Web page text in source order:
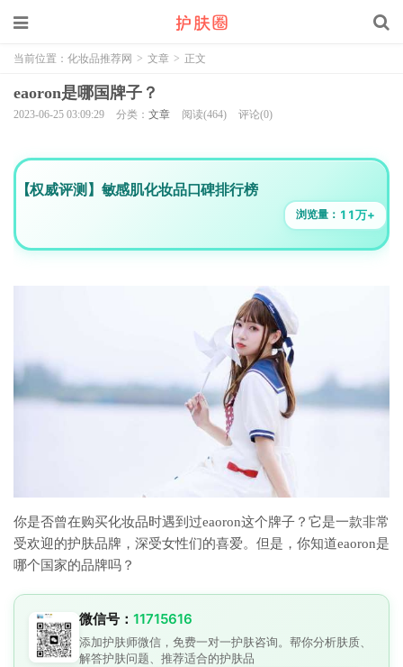
当前位置： 化妆品推荐网 > 文章 > 正文
eaoron是哪国牌子？
2023-06-25 03:09:29 分类： 文章 阅读(464) 评论(0)
【权威评测】敏感肌化妆品口碑排行榜
浏览量： 11万+
你是否曾在购买化妆品时遇到过eaoron这个牌子？它是一款非常
受欢迎的护肤品牌，深受女性们的喜爱。但是，你知道eaoron是
哪个国家的品牌吗？
微信号： 11715616
添加护肤师微信，免费一对一护肤咨询。帮你分析肤质、
解答护肤问题、推荐适合的护肤品